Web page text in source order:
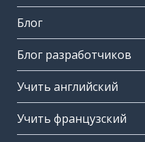
Блог
Блог разработчиков
Учить английский
Учить французский